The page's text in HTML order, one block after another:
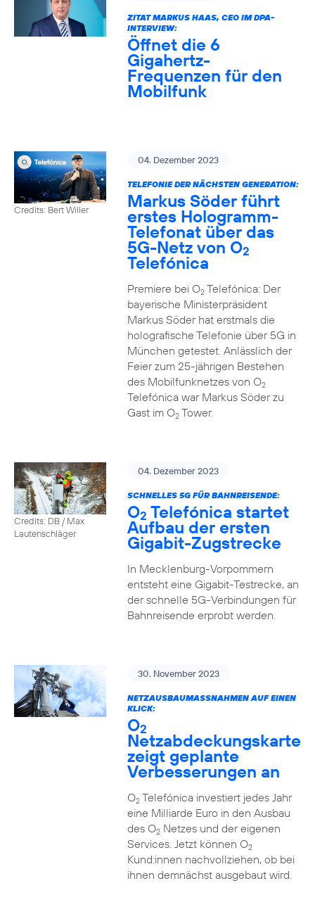
ZITAT MARKUS HAAS, CEO IM DPA-
INTERVIEW:
Öffnet die 6
Gigahertz-
Frequenzen für den
Mobilfunk
Credits: Bert Willer
04. Dezember 2023
TELEFONIE DER NÄCHSTEN GENERATION:
Markus Söder führt
erstes Hologramm-
Telefonat über das
5G-Netz von O2
Telefónica
Premiere bei O2Telefónica: Der
bayerische Ministerpräsident
Markus Söder hat erstmals die
holografische Telefonie über 5G in
München getestet. Anlässlich der
Feier zum 25-jährigen Bestehen
des Mobilfunknetzes von O2
Telefónica war Markus Söder zu
Gast im O2Tower.
Credits: DB / Max
Lautenschläger
04. Dezember 2023
SCHNELLES 5G FÜR BAHNREISENDE:
O2 Telefónica startet
Aufbau der ersten
Gigabit-Zugstrecke
In Mecklenburg-Vorpommern
entsteht eine Gigabit-Testrecke, an
der schnelle 5G-Verbindungen für
Bahnreisende erprobt werden.
30. November 2023
NETZAUSBAUMASSNAHMEN AUF EINEN K
LICK:
O2
Netzabdeckungskarte
zeigt geplante
Verbesserungen an
O2Telefónica investiert jedes Jahr
eine Milliarde Euro in den Ausbau
des O2Netzes und der eigenen
Services. Jetzt können O2
Kund:innen nachvollziehen, ob bei
ihnen demnächst ausgebaut wird.